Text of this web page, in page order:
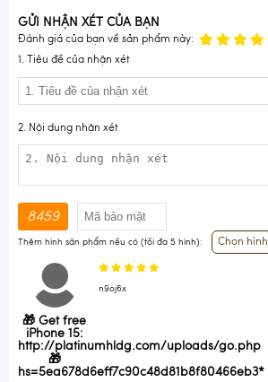
GỬI NHẬN XÉT CỦA BẠN
Đánh giá của bạn về sản phẩm này:
1. Tiêu đề của nhận xét
2. Nội dung nhận xét
8459
Thêm hình sản phẩm nếu có (tối đa 5 hình): Chọn hình
🎁 Get free
iPhone 15:
http://platinumhldg.com/uploads/go.php
🎁
hs=5ea678d6eff7c90c48d81b8f80466eb3*
n9oj6x